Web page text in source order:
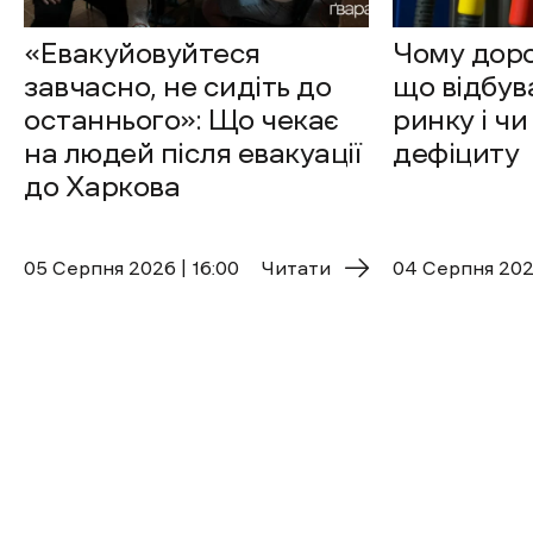
«Евакуйовуйтеся
завчасно, не сидіть до
останнього»: Що чекає
на людей після евакуації
до Харкова
05 Cерпня 2026 | 16:00 Читати
Чому
що
ринку і
дефіциту
04 Cерпня